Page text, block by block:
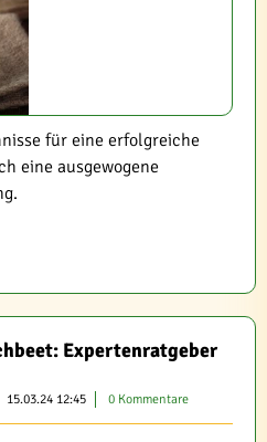
für eine erfolgreiche
eine ausgewogene
Expertenratgeber
15.03.24 12:45 0 Kommentare